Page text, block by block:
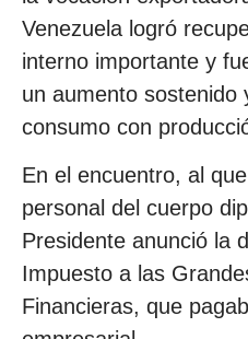
Venezuela logró
interno importante y
un aumento sostenido
consumo con
En el encuentro, al
personal del cuerpo
Presidente anunció la
Impuesto a las
Financieras, que